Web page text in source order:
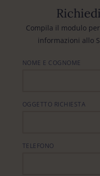
Compila il modulo
informazioni allo
NOME E COGNOME
OGGETTO RICHIESTA
TELEFONO